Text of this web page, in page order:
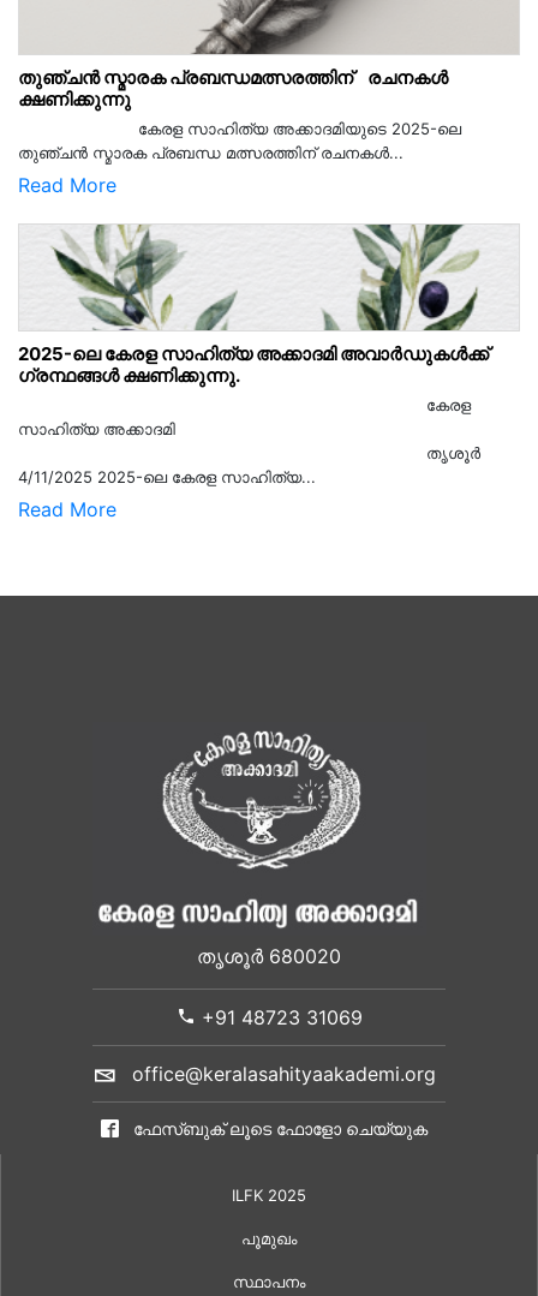
തുഞ്ചൻ സ്മാരക പ്രബന്ധമത്സരത്തിന് രചനകൾ
ക്ഷണിക്കുന്നു
കേരള സാഹിത്യ അക്കാദമിയുടെ 2025-ലെ
തുഞ്ചൻ സ്മാരക പ്രബന്ധ മത്സരത്തിന് രചനകൾ...
Read More
2025-ലെ കേരള സാഹിത്യ അക്കാദമി അവാർഡുകൾക്ക്
ഗ്രന്ഥങ്ങൾ ക്ഷണിക്കുന്നു.
കേരള
സാഹിത്യ അക്കാദമി
തൃശൂര്‍
4/11/2025 2025-ലെ കേരള സാഹിത്യ...
Read More
തൃശൂർ 680020
+91 48723 31069
office@keralasahityaakademi.org
ഫേസ്ബുക് ലൂടെ ഫോളോ ചെയ്യുക
ILFK 2025
പൂമുഖം
സ്ഥാപനം